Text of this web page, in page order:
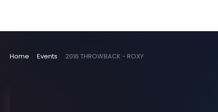
Home Events 2016 THROWBACK - ROXY